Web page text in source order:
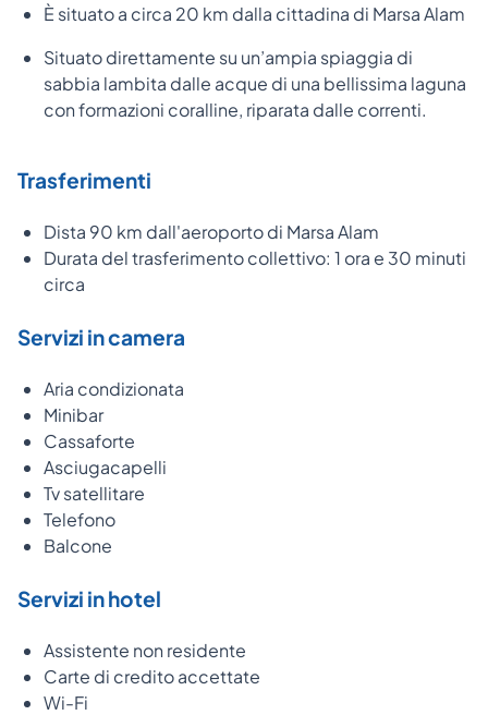
È situato a circa 20 km dalla cittadina di Marsa Alam
Situato direttamente su un’ampia spiaggia di
sabbia lambita dalle acque di una bellissima laguna
con formazioni coralline, riparata dalle correnti.
Trasferimenti
Dista 90 km dall'aeroporto di Marsa Alam
Durata del trasferimento collettivo: 1 ora e 30 minuti
circa
Servizi in camera
Aria condizionata
Minibar
Cassaforte
Asciugacapelli
Tv satellitare
Telefono
Balcone
Servizi in hotel
Assistente non residente
Carte di credito accettate
Wi-Fi